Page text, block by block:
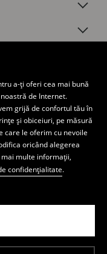
a-ți oferi cea mai bună
de Internet.
grijă de confortul tău în
și obiceiuri, pe măsură
care le oferim cu nevoile
oricând alegerea
mai multe informații,
confidențialitate.
(Cale), Nr.
The Mark
din